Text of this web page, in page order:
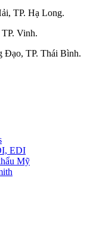
TP. Hạ Long.
Vinh.
Đạo, TP. Thái Bình.
EDI
Mỹ